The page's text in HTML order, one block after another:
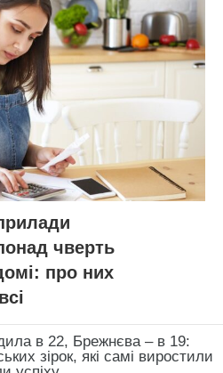
чверть
про них
в 22, Брежнєва – в 19:
зірок, які самі виростили